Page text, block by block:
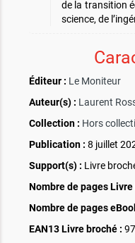
de la transition
science, de
Éditeur : Le Moniteur
Auteur(s) : Laurent
Collection : Hors
Publication : 8 juillet
Support(s) : Livre
Nombre de pages Livre
Nombre de pages
EAN13 Livre broché :